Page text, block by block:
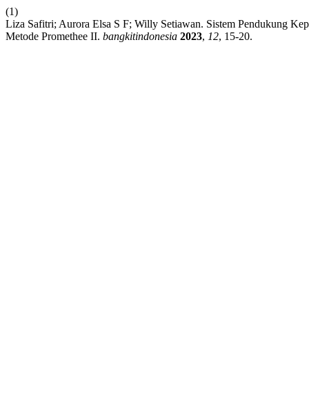
(1)
Liza Safitri; Aurora Elsa S F; Willy Setiawan. Sistem Pendukung
Metode Promethee II. bangkitindonesia 2023, 12, 15-20.